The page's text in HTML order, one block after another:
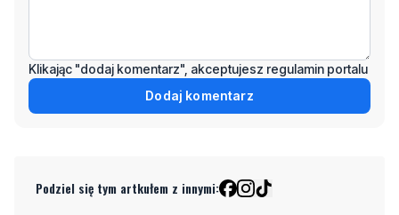
Klikając "dodaj komentarz", akceptujesz regulamin portalu
Dodaj komentarz
Podziel się tym artkułem z innymi: